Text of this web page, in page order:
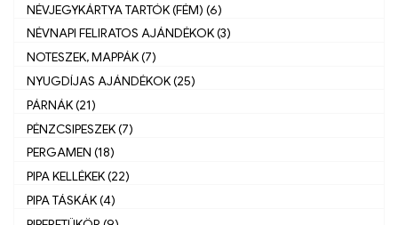
NÉVJEGYKÁRTYA TARTÓK (FÉM) (6)
NÉVNAPI FELIRATOS AJÁNDÉKOK (3)
NOTESZEK, MAPPÁK (7)
NYUGDÍJAS AJÁNDÉKOK (25)
PÁRNÁK (21)
PÉNZCSIPESZEK (7)
PERGAMEN (18)
PIPA KELLÉKEK (22)
PIPA TÁSKÁK (4)